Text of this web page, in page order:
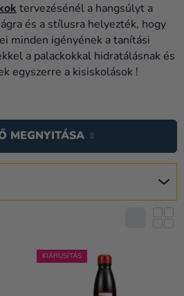
tervezésénél a hangsúlyt a
és a stílusra helyezték, hogy
minden igényének a tanítási
a palackokkal hidratálásnak és
egyszerre a kisiskolások !
MEGNYITÁSA
KIÁRUSÍTÁS